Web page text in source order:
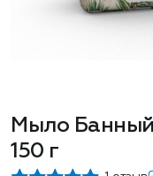
Мыло
150 г